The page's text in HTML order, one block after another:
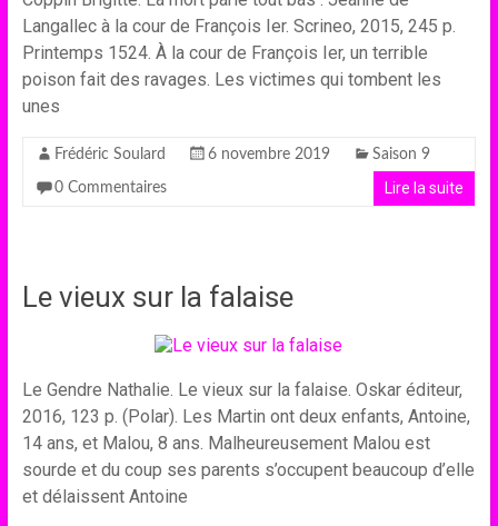
Langallec à la cour de François Ier. Scrineo, 2015, 245 p.
Printemps 1524. À la cour de François Ier, un terrible
poison fait des ravages. Les victimes qui tombent les
unes
Frédéric Soulard 6 novembre 2019 Saison 9
0 Commentaires Lire la suite
Le vieux sur la falaise
Le Gendre Nathalie. Le vieux sur la falaise. Oskar éditeur,
2016, 123 p. (Polar). Les Martin ont deux enfants, Antoine,
14 ans, et Malou, 8 ans. Malheureusement Malou est
sourde et du coup ses parents s’occupent beaucoup d’elle
et délaissent Antoine